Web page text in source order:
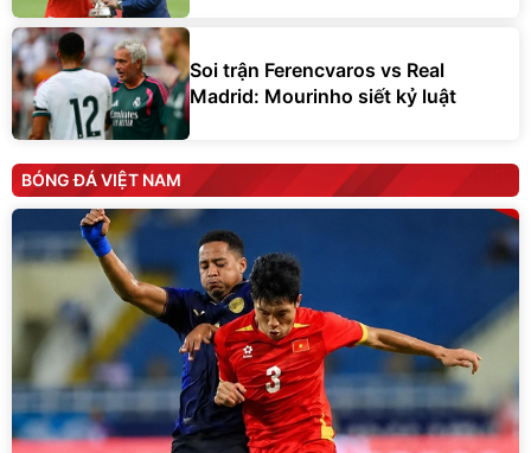
Soi trận Ferencvaros vs Real
Madrid: Mourinho siết kỷ luật
BÓNG ĐÁ VIỆT NAM